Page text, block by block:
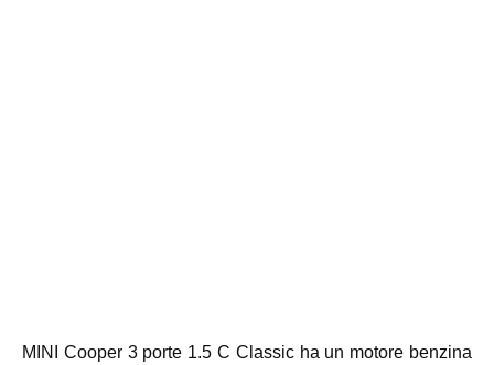
MINI Cooper 3 porte 1.5 C Classic ha un motore benzina